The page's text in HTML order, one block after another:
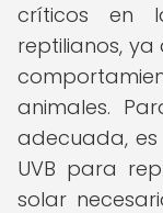
críticos en
reptilianos,
animales.
adecuada,
UVB para
solar